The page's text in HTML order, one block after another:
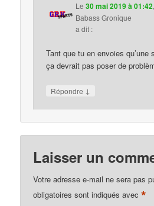
Le30 mai 2019 à 01:42,
Babass Gronique
a dit :
Tant que tu en envoies qu’une
ça devrait pas poser de
Répondre ↓
Laisser un
Votre adresse e-mail ne sera pas
obligatoires sont indiqués avec*